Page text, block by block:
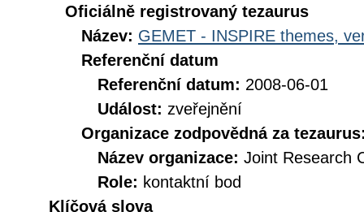
Oficiálně registrovaný tezaurus
Název: GEMET - INSPIRE themes,
Referenční datum
Referenční datum: 2008-06-01
Událost: zveřejnění
Organizace zodpovědná za
Název organizace: Joint Research
Role: kontaktní bod
Klíčová slova